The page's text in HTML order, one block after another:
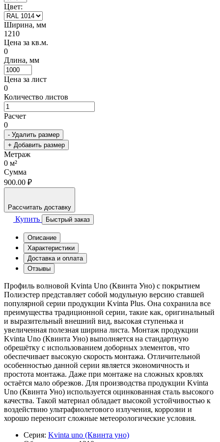
Цвет:
Ширина, мм
1210
Цена за кв.м.
0
Длина, мм
Цена за лист
0
Количество листов
Расчет
0
- Удалить размер
+ Добавить размер
Метраж
0 м²
Сумма
900.00 ₽
Рассчитать доставку
Купить Быстрый заказ
Описание
Характеристики
Доставка и оплата
Отзывы
Профиль волновой Kvinta Uno (Квинта Уно) с покрытием
Полиэстер представляет собой модульную версию ставшей
популярной серии продукции Kvinta Plus. Она сохранила все
преимущества традиционной серии, такие как, оригинальный
и выразительный внешний вид, высокая ступенька и
увеличенная полезная ширина листа. Монтаж продукции
Kvinta Uno (Квинта Уно) выполняется на стандартную
обрешётку с использованием доборных элементов, что
обеспечивает высокую скорость монтажа. Отличительной
особенностью данной серии является экономичность и
простота монтажа. Даже при монтаже на сложных кровлях
остаётся мало обрезков. Для производства продукции Kvinta
Uno (Квинта Уно) используется оцинкованная сталь высокого
качества. Такой материал обладает высокой устойчивостью к
воздействию ультрафиолетового излучения, коррозии и
хорошо переносит сложные метеорологические условия.
Серия: Kvinta uno (Квинта уно)